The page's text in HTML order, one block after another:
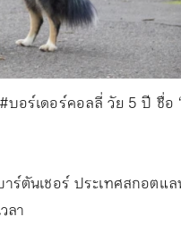
อร์เดอร์คอลลี่ วัย 5 ปี ชื่อ
ร์ตันเชอร์ ประเทศสกอตแ
ลา